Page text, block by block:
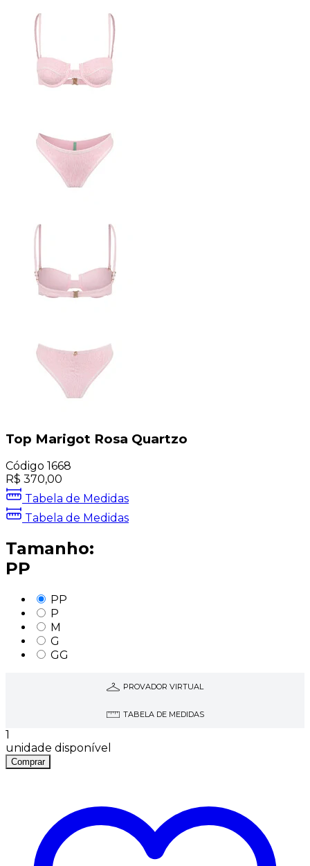
Top Marigot Rosa Quartzo
Código 1668
R$ 370,00
Tabela de Medidas
Tabela de Medidas
Tamanho:
PP
PP
P
M
G
GG
PROVADOR VIRTUAL
TABELA DE MEDIDAS
1
unidade disponível
Comprar